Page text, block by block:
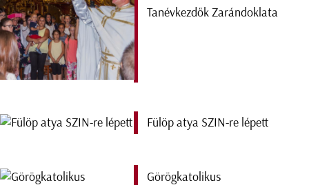
Tanévkezdők Zarándoklata
Fülöp atya SZIN-re lépett
Görögkatolikus